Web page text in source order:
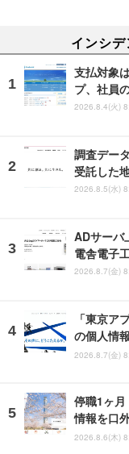
インシ
支払対象
プ、社員
2026.8.4(火)
調査デー
受託した
2026.8.5(水)
ADサーバ
電舎電子
2026.8.7(金)
「東京ア
の個人情
2026.8.7(金)
停職1ヶ
情報を口
2026.8.6(木)